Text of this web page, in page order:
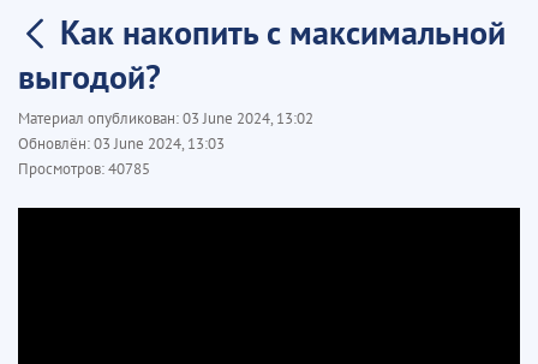
Как накопить с максимальной
выгодой?
Материал опубликован:03 June 2024, 13:02
Обновлён:03 June 2024, 13:03
Просмотров:40785